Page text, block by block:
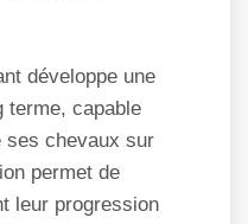
développe une
terme, capable
ses chevaux sur
permet de
leur progression